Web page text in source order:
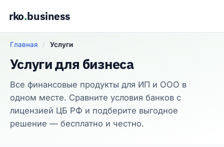
rko.business
Главная / Услуги
Услуги для бизнеса
Все финансовые продукты для ИП и ООО в
одном месте. Сравните условия банков с
лицензией ЦБ РФ и подберите выгодное
решение — бесплатно и честно.